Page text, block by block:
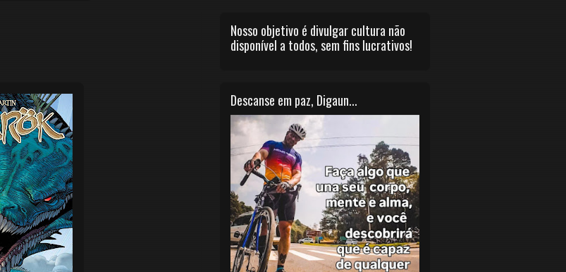
Nosso objetivo é divulgar cultura não
disponível a todos, sem fins lucrativos!
Descanse em paz, Digaun...